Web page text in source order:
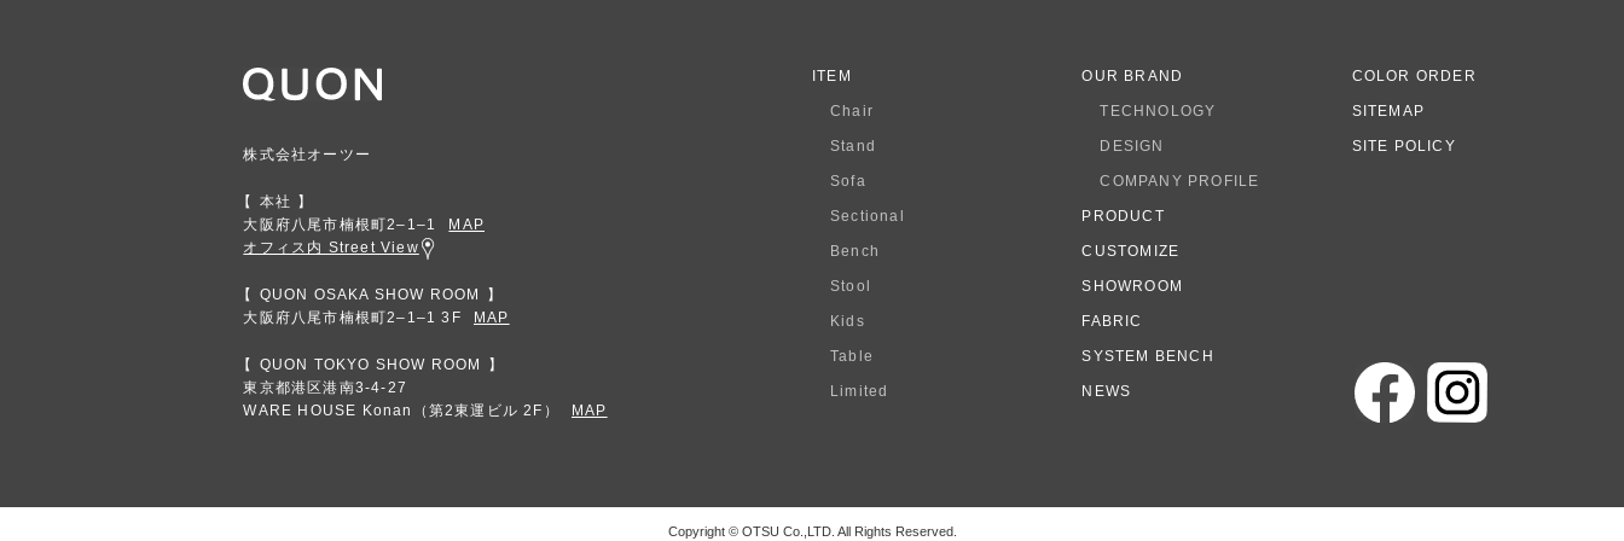
株式会社オーツー
本社
大阪府八尾市楠根町2‒1‒1
MAP
オフィス内 Street View
QUON OSAKA SHOW ROOM
大阪府八尾市楠根町2‒1‒1 3F
MAP
QUON TOKYO SHOW ROOM
東京都港区港南3-4-27
WARE HOUSE Konan（第2東運ビル 2F）
MAP
ITEM
Chair
Stand
Sofa
Sectional
Bench
Stool
Kids
Table
Limited
OUR BRAND
TECHNOLOGY
DESIGN
COMPANY PROFILE
PRODUCT
CUSTOMIZE
SHOWROOM
FABRIC
SYSTEM BENCH
NEWS
COLOR ORDER
SITEMAP
SITE POLICY
Copyright © OTSU Co.,LTD. All Rights Reserved.